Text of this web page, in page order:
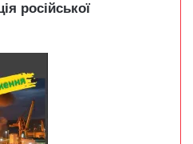
російської